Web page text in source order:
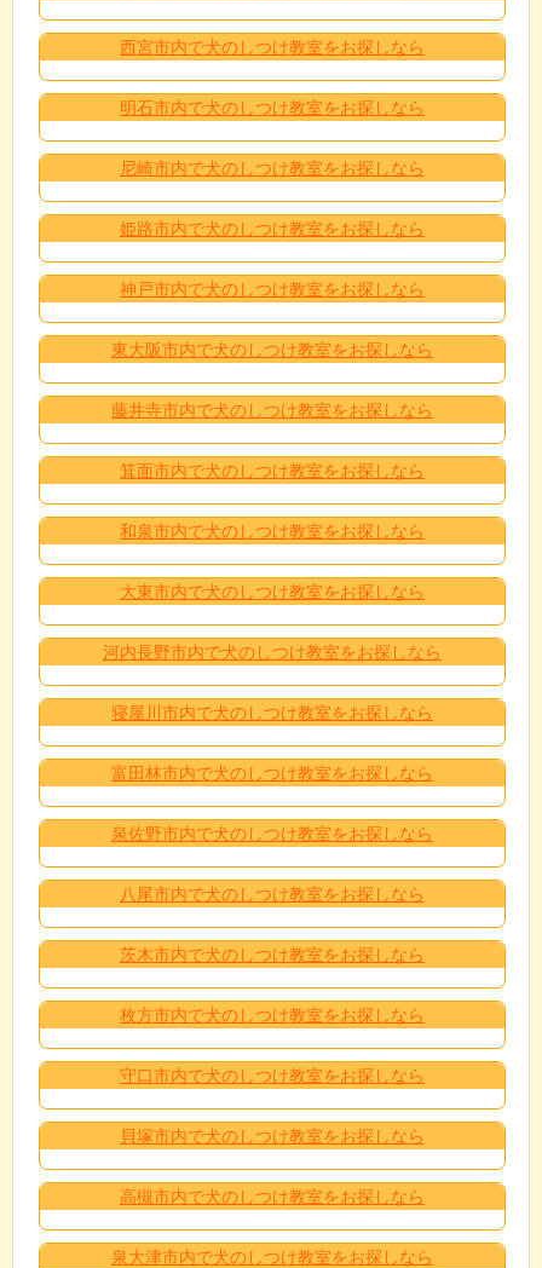
西宮市内で犬のしつけ教室をお探しなら
明石市内で犬のしつけ教室をお探しなら
尼崎市内で犬のしつけ教室をお探しなら
姫路市内で犬のしつけ教室をお探しなら
神戸市内で犬のしつけ教室をお探しなら
東大阪市内で犬のしつけ教室をお探しなら
藤井寺市内で犬のしつけ教室をお探しなら
箕面市内で犬のしつけ教室をお探しなら
和泉市内で犬のしつけ教室をお探しなら
大東市内で犬のしつけ教室をお探しなら
河内長野市内で犬のしつけ教室をお探しなら
寝屋川市内で犬のしつけ教室をお探しなら
富田林市内で犬のしつけ教室をお探しなら
泉佐野市内で犬のしつけ教室をお探しなら
八尾市内で犬のしつけ教室をお探しなら
茨木市内で犬のしつけ教室をお探しなら
枚方市内で犬のしつけ教室をお探しなら
守口市内で犬のしつけ教室をお探しなら
貝塚市内で犬のしつけ教室をお探しなら
高槻市内で犬のしつけ教室をお探しなら
泉大津市内で犬のしつけ教室をお探しなら